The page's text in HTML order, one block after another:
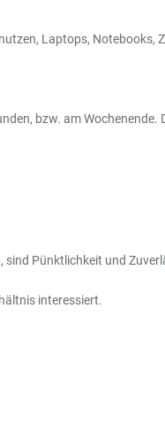
Laptops, Notebooks,
bzw. am
Pünktlichkeit und
interessiert.